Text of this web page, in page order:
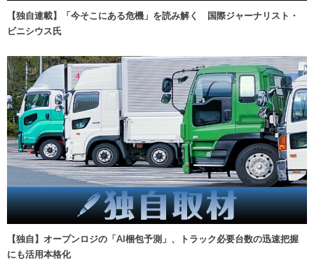
【独自連載】「今そこにある危機」を読み解く 国際ジャーナリスト・
ビニシウス氏
【独自】オープンロジの「AI梱包予測」、トラック必要台数の迅速把握
にも活用本格化